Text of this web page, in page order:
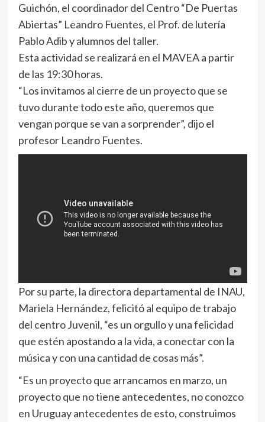
Guichón, el coordinador del Centro “De Puertas
Abiertas” Leandro Fuentes, el Prof. de lutería
Pablo Adib y alumnos del taller.
Esta actividad se realizará en el MAVEA a partir
de las 19:30 horas.
“Los invitamos al cierre de un proyecto que se
tuvo durante todo este año, queremos que
vengan porque se van a sorprender”, dijo el
profesor Leandro Fuentes.
Por su parte, la directora departamental de INAU,
Mariela Hernández, felicitó al equipo de trabajo
del centro Juvenil, “es un orgullo y una felicidad
que estén apostando a la vida, a conectar con la
música y con una cantidad de cosas más”.
“Es un proyecto que arrancamos en marzo, un
proyecto que no tiene antecedentes, no conozco
en Uruguay antecedentes de esto, construimos